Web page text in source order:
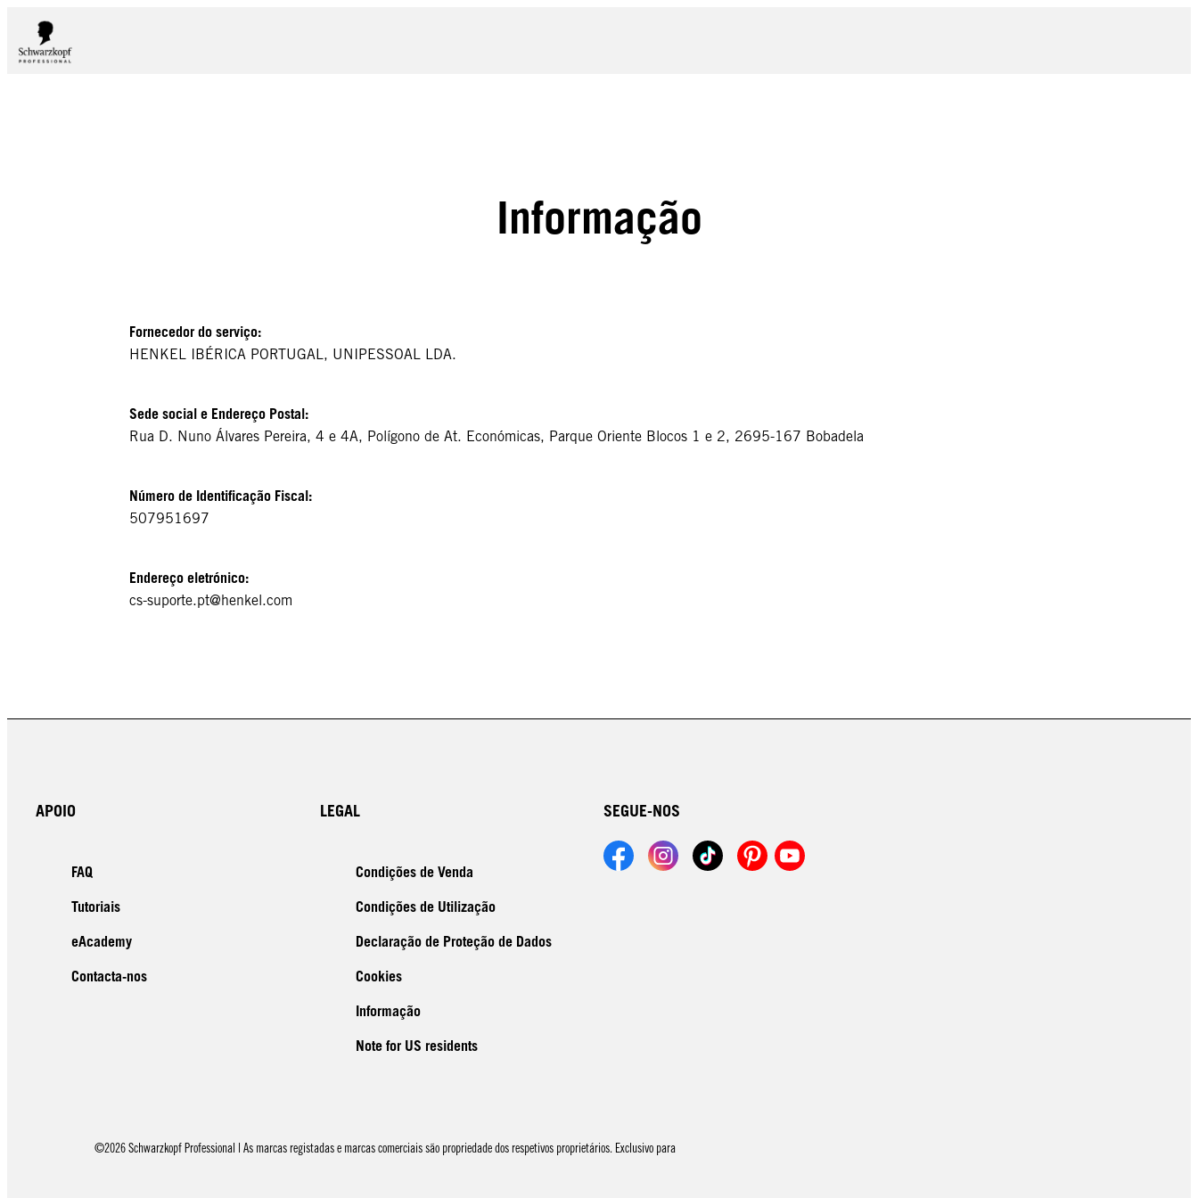
Informação
Fornecedor do serviço:
HENKEL IBÉRICA PORTUGAL, UNIPESSOAL LDA.
Sede social e Endereço Postal:
Rua D. Nuno Álvares Pereira, 4 e 4A, Polígono de At. Económicas, Parque Oriente Blocos 1 e 2, 2695-167 Bobadela
Número de Identificação Fiscal:
507951697
Endereço eletrónico:
cs-suporte.pt@henkel.com
APOIO
FAQ
Tutoriais
eAcademy
Contacta-nos
LEGAL
Condições de Venda
Condições de Utilização
Declaração de Proteção de Dados
Cookies
Informação
Note for US residents
SEGUE-NOS
©2026 Schwarzkopf Professional | As marcas registadas e marcas comerciais são propriedade dos respetivos proprietários. Exclusivo para